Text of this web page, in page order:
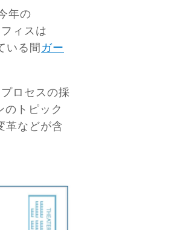
年の
ィスは
いる間ガー
ロセスの採
トピック
革などが含